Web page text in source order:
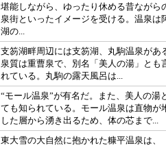
堪能しながら、ゆったり休める昔ながら
泉街といったイメージを受ける。温泉は
湖の...
支笏湖畔周辺には支笏湖、丸駒温泉があ
泉質は重曹泉で、別名「美人の湯」とも
れている。丸駒の露天風呂は...
“モール温泉”が有名だ。また、美人の湯
ても知られている。モール温泉は直物が
した層から湧き出るため、体の芯まで...
東大雪の大自然に抱かれた糠平温泉は、